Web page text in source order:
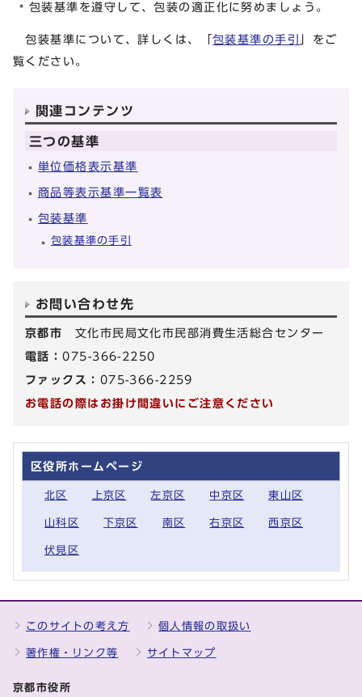
包装基準を遵守して、包装の適正化に努めましょう。
包装基準について、詳しくは、「包装基準の手引
」をご
覧ください。
関連コンテンツ
三つの基準
単位価格表示基準
商品等表示基準一覧表
包装基準
包装基準の手引
お問い合わせ先
京都市 文化市民局文化市民部消費生活総合センター
電話：075-366-2250
ファックス： 075-366-2259
お電話の際はお掛け間違いにご注意ください
区役所ホームページ
北区 上京区 左京区 中京区 東山区
山科区 下京区 南区 右京区 西京区
伏見区
このサイトの考え方 個人情報の取扱い
著作権・リンク等 サイトマップ
京都市役所